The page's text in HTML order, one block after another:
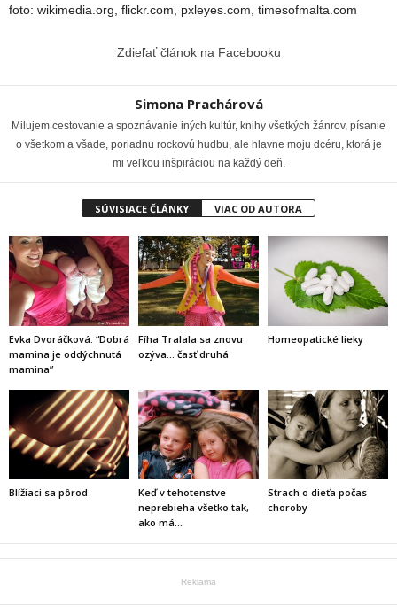
foto: wikimedia.org, flickr.com, pxleyes.com, timesofmalta.com
Zdieľať článok na Facebooku
Simona Prachárová
Milujem cestovanie a spoznávanie iných kultúr, knihy všetkých žánrov, písanie
o všetkom a všade, poriadnu rockovú hudbu, ale hlavne moju dcéru, ktorá je
mi veľkou inšpiráciou na každý deň.
SÚVISIACE ČLÁNKY VIAC OD AUTORA
Evka Dvoráčková: “Dobrá
mamina je oddýchnutá
mamina”
Fíha Tralala sa znovu
ozýva… časť druhá
Homeopatické lieky
Blížiaci sa pôrod
Keď v tehotenstve
neprebieha všetko tak,
ako má…
Strach o dieťa počas
choroby
Reklama